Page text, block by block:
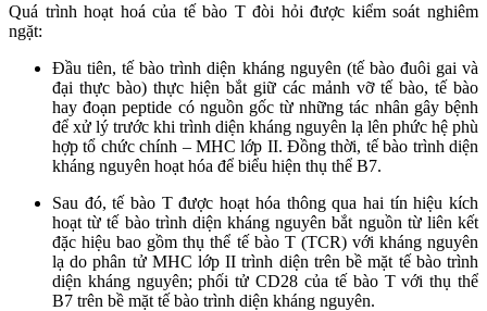
Quá trình hoạt hoá của tế bào T đòi hỏi được kiểm soát nghiêm
ngặt:
Đầu tiên, tế bào trình diện kháng nguyên (tế bào đuôi gai và
đại thực bào) thực hiện bắt giữ các mảnh vỡ tế bào, tế bào
hay đoạn peptide có nguồn gốc từ những tác nhân gây bệnh
để xử lý trước khi trình diện kháng nguyên lạ lên phức hệ phù
hợp tổ chức chính – MHC lớp II. Đồng thời, tế bào trình diện
kháng nguyên hoạt hóa để biểu hiện thụ thể B7.
Sau đó, tế bào T được hoạt hóa thông qua hai tín hiệu kích
hoạt từ tế bào trình diện kháng nguyên bắt nguồn từ liên kết
đặc hiệu bao gồm thụ thể tế bào T (TCR) với kháng nguyên
lạ do phân tử MHC lớp II trình diện trên bề mặt tế bào trình
diện kháng nguyên; phối tử CD28 của tế bào T với thụ thể
B7 trên bề mặt tế bào trình diện kháng nguyên.